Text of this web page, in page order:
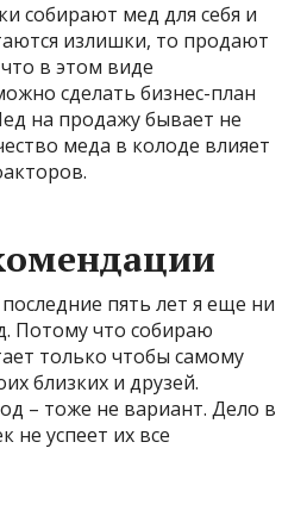
собирают мед для себя и
излишки, то продают
в этом виде
сделать бизнес-план
на продажу бывает не
меда в колоде влияет
пять лет я еще ни
Потому что собираю
только чтобы самому
близких и друзей.
– тоже не вариант. Дело в
не успеет их все